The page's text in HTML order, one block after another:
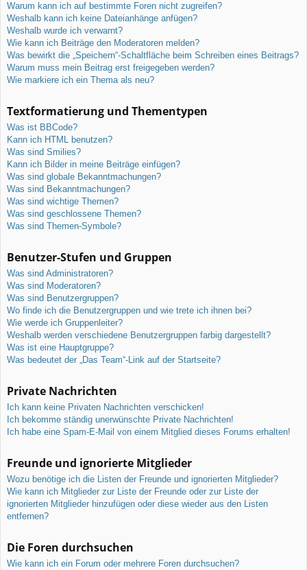
Warum kann ich auf bestimmte Foren nicht zugreifen?
Weshalb kann ich keine Dateianhänge anfügen?
Weshalb wurde ich verwarnt?
Wie kann ich Beiträge den Moderatoren melden?
Was bewirkt die „Speichern“-Schaltfläche beim Schreiben eines Beitrags?
Warum muss mein Beitrag erst freigegeben werden?
Wie markiere ich ein Thema als neu?
Textformatierung und Thementypen
Was ist BBCode?
Kann ich HTML benutzen?
Was sind Smilies?
Kann ich Bilder in meine Beiträge einfügen?
Was sind globale Bekanntmachungen?
Was sind Bekanntmachungen?
Was sind wichtige Themen?
Was sind geschlossene Themen?
Was sind Themen-Symbole?
Benutzer-Stufen und Gruppen
Was sind Administratoren?
Was sind Moderatoren?
Was sind Benutzergruppen?
Wo finde ich die Benutzergruppen und wie trete ich ihnen bei?
Wie werde ich Gruppenleiter?
Weshalb werden verschiedene Benutzergruppen farbig dargestellt?
Was ist eine Hauptgruppe?
Was bedeutet der „Das Team“-Link auf der Startseite?
Private Nachrichten
Ich kann keine Privaten Nachrichten verschicken!
Ich bekomme ständig unerwünschte Private Nachrichten!
Ich habe eine Spam-E-Mail von einem Mitglied dieses Forums erhalten!
Freunde und ignorierte Mitglieder
Wozu benötige ich die Listen der Freunde und ignorierten Mitglieder?
Wie kann ich Mitglieder zur Liste der Freunde oder zur Liste der
ignorierten Mitglieder hinzufügen oder diese wieder aus den Listen
entfernen?
Die Foren durchsuchen
Wie kann ich ein Forum oder mehrere Foren durchsuchen?